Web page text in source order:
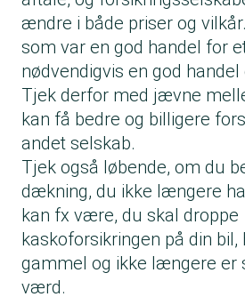
ændre i både priser og
som var en god handel for
nødvendigvis en god handel
Tjek derfor med jævne
kan få bedre og billigere
andet selskab.
Tjek også løbende, om du
dækning, du ikke længere
kan fx være, du skal droppe
kaskoforsikringen på din bil,
gammel og ikke længere er
værd.